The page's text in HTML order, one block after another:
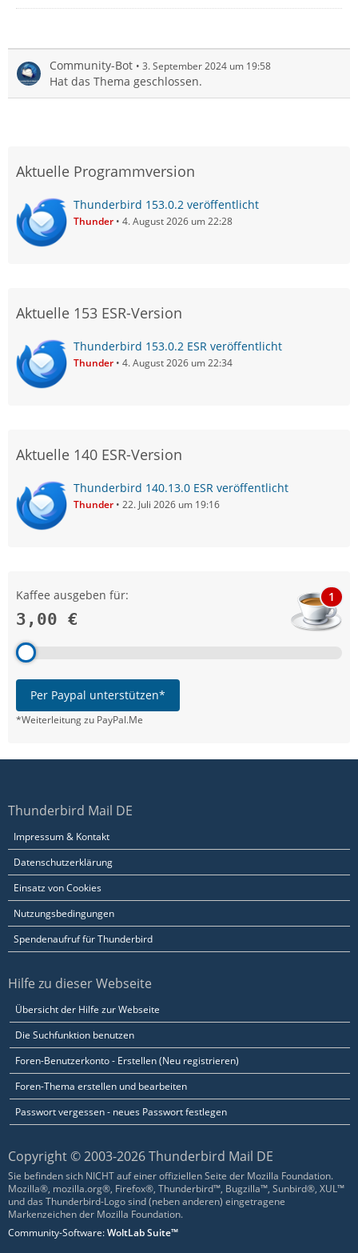
Community-Bot 3. September 2024 um 19:58
Hat das Thema geschlossen.
Aktuelle Programmversion
Thunderbird 153.0.2 veröffentlicht
Thunder 4. August 2026 um 22:28
Aktuelle 153 ESR-Version
Thunderbird 153.0.2 ESR veröffentlicht
Thunder 4. August 2026 um 22:34
Aktuelle 140 ESR-Version
Thunderbird 140.13.0 ESR veröffentlicht
Thunder 22. Juli 2026 um 19:16
Kaffee ausgeben für:
3,00 €
1
Per Paypal unterstützen*
*Weiterleitung zu PayPal.Me
Thunderbird Mail DE
Impressum & Kontakt
Datenschutzerklärung
Einsatz von Cookies
Nutzungsbedingungen
Spendenaufruf für Thunderbird
Hilfe zu dieser Webseite
Übersicht der Hilfe zur Webseite
Die Suchfunktion benutzen
Foren-Benutzerkonto - Erstellen (Neu registrieren)
Foren-Thema erstellen und bearbeiten
Passwort vergessen - neues Passwort festlegen
Copyright © 2003-2026 Thunderbird Mail DE
Sie befinden sich NICHT auf einer offiziellen Seite der Mozilla Foundation.
Mozilla®, mozilla.org®, Firefox®, Thunderbird™, Bugzilla™, Sunbird®, XUL™
und das Thunderbird-Logo sind (neben anderen) eingetragene
Markenzeichen der Mozilla Foundation.
Community-Software:WoltLab Suite™